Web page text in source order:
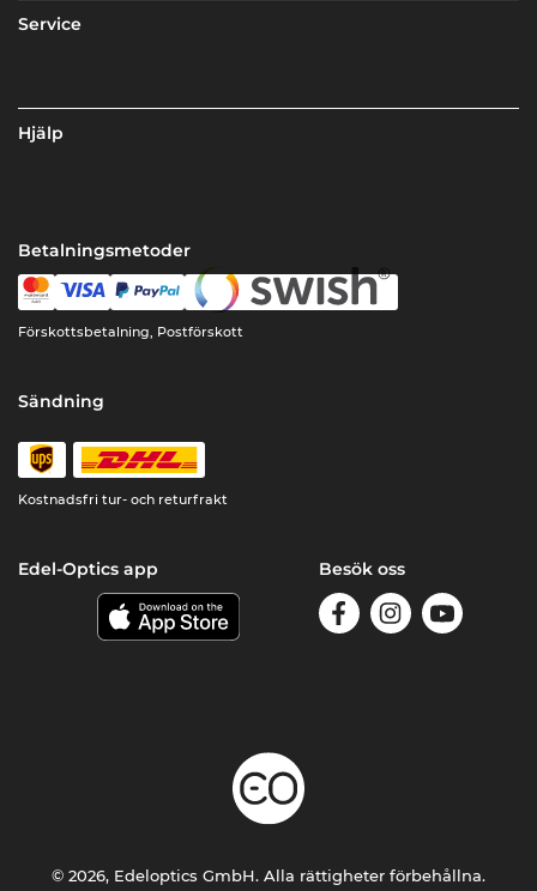
Service
Hjälp
Betalningsmetoder
Förskottsbetalning, Postförskott
Sändning
Kostnadsfri tur- och returfrakt
Edel-Optics app Besök oss
© 2026, Edeloptics GmbH. Alla rättigheter förbehållna.